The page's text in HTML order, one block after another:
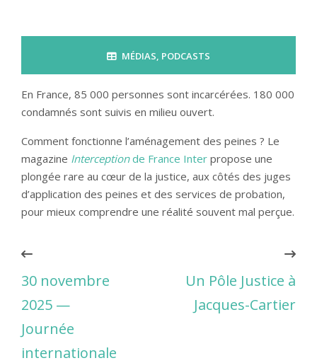
MÉDIAS, PODCASTS
En France, 85 000 personnes sont incarcérées. 180 000
condamnés sont suivis en milieu ouvert.
Comment fonctionne l’aménagement des peines ? Le
magazine Interceptionde France Inter propose une
plongée rare au cœur de la justice, aux côtés des juges
d’application des peines et des services de probation,
pour mieux comprendre une réalité souvent mal perçue.
30 novembre
2025 —
Journée
internationale
Un Pôle Justice à
Jacques-Cartier